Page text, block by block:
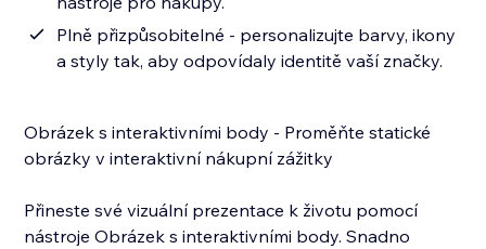
Plně přizpůsobitelné - personalizujte barvy, ikony
a styly tak, aby odpovídaly identitě vaší značky.
Obrázek s interaktivními body - Proměňte statické
obrázky v interaktivní nákupní zážitky
Přineste své vizuální prezentace k životu pomocí
nástroje Obrázek s interaktivními body. Snadno